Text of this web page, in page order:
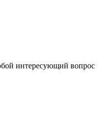
интересующий вопрос